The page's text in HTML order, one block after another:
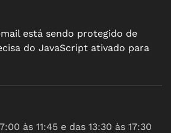
está sendo protegido de
do JavaScript ativado para
às 11:45 e das 13:30 às 17:30